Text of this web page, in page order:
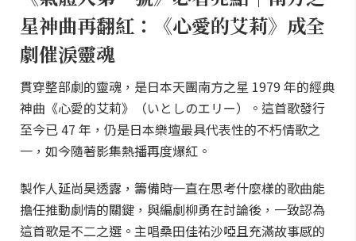
星神曲再翻紅：《心愛的艾莉》成全
劇催淚靈魂
貫穿整部劇的靈魂，是日本天團南方之星 1979 年的經典
神曲《心愛的艾莉》（いとしのエリー）。這首歌發行
至今已 47 年，仍是日本樂壇最具代表性的不朽情歌之
一，如今隨著影集熱播再度爆紅。
製作人延尚昊透露，籌備時一直在思考什麼樣的歌曲能
擔任推動劇情的關鍵，與編劇柳勇在討論後，一致認為
這首歌是不二之選。主唱桑田佳祐沙啞且充滿故事感的